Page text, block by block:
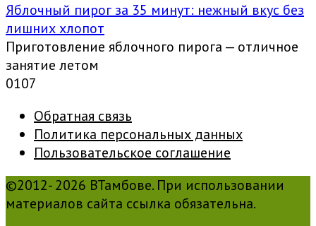
Яблочный пирог за 35 минут: нежный вкус без
лишних хлопот
Приготовление яблочного пирога — отличное
занятие летом
0107
Обратная связь
Политика персональных данных
Пользовательское соглашение
©2012- 2026 ВТамбове. При использовании
материалов сайта ссылка обязательна.